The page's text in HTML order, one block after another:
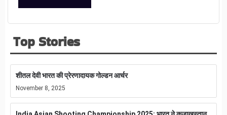
Top Stories
शीतल देवी भारत की प्रेरणादायक गोल्डन आर्चर
November 8, 2025